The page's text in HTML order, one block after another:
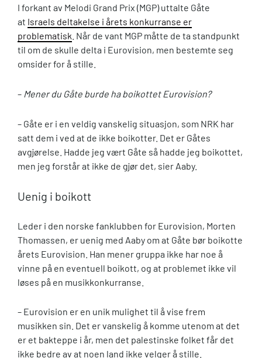
I forkant av Melodi Grand Prix (MGP) uttalte Gåte
at Israels deltakelse i årets konkurranse er
problematisk Når de vant MGP måtte de ta standpunkt
til om de skulle delta i Eurovision, men bestemte seg
omsider for å stille.
– Mener du Gåte burde ha boikottet Eurovision?
– Gåte er i en veldig vanskelig situasjon, som NRK har
satt dem i ved at de ikke boikotter. Det er Gåtes
avgjørelse. Hadde jeg vært Gåte så hadde jeg boikottet,
men jeg forstår at ikke de gjør det, sier Aaby.
Uenig i boikott
Leder i den norske fanklubben for Eurovision, Morten
Thomassen, er uenig med Aaby om at Gåte bør boikotte
årets Eurovision. Han mener gruppa ikke har noe å
vinne på en eventuell boikott, og at problemet ikke vil
løses på en musikkonkurranse.
– Eurovision er en unik mulighet til å vise frem
musikken sin. Det er vanskelig å komme utenom at det
er et bakteppe i år, men det palestinske folket får det
ikke bedre av at noen land ikke velger å stille.